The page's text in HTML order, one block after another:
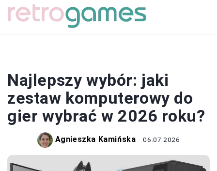
Najlepszy wybór: jaki
zestaw komputerowy do
gier wybrać w 2026 roku?
Agnieszka Kamińska 06.07.2026